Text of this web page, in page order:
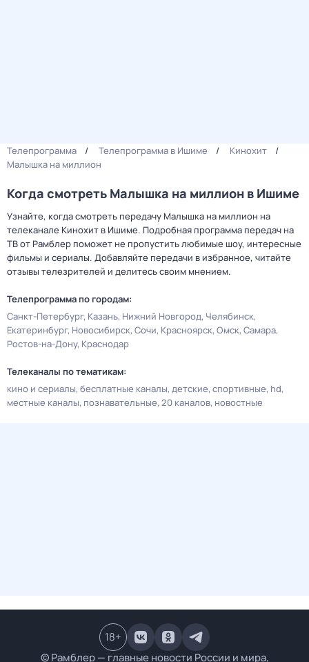
Телепрограмма Телепрограмма в Ишиме
Кинохит
Малышка на миллион
Когда смотреть Малышка на миллион в Ишиме
Узнайте, когда смотреть передачу Малышка на миллион на
телеканале Кинохит в Ишиме. Подробная программа передач на
ТВ от Рамблер поможет не пропустить любимые шоу, интересные
фильмы и сериалы. Добавляйте передачи в избранное, читайте
отзывы телезрителей и делитесь своим мнением.
Телепрограмма по городам:
Санкт-Петербург Казань Нижний Новгород Челябинск
Екатеринбург Новосибирск Сочи Красноярск Омск Самара
Ростов-на-Дону Краснодар
Телеканалы по тематикам:
кино и сериалы бесплатные каналы детские спортивные hd
местные каналы познавательные 20 каналов новостные
© Рамблер — главные новости России и мира,
18+